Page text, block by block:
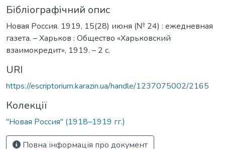
Бібліографічний опис
Новая Россия. 1919, 15(28) июня (№ 24) : ежедневная
газета. – Харьков : Общество «Харьковский
взаимокредит», 1919. – 2 с.
URI
https://escriptorium.karazin.ua/handle/1237075002/2165
Колекції
"Новая Россия" (1918–1919 гг.)
Повна інформація про документ